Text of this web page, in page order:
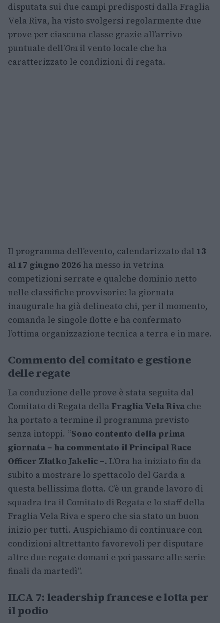
disputata sui due campi predisposti dalla Fraglia
Vela Riva, ha visto svolgersi regolarmente due
prove per ciascuna classe grazie all’arrivo
puntuale dell’Ora il vento locale che ha
caratterizzato le condizioni di regata.
Il programma dell’evento, calendarizzato dal 13
al 17 giugno 2026 ha messo in vetrina
competizioni serrate e qualche dominio netto
nelle classifiche provvisorie: la giornata
inaugurale ha già delineato chi, per il momento,
comanda le singole flotte e ha confermato
l’ottima organizzazione tecnica a terra e in mare.
Commento del comitato e gestione
delle regate
La conduzione delle prove è stata seguita dal
Comitato di Regata della Fraglia Vela Riva che
ha portato a termine il programma previsto
senza intoppi. “Sono contento della prima
giornata – ha commentato il Principal Race
Officer Zlatko Jakelic –. L’Ora ha iniziato fin da
subito a mostrare lo spettacolo del Garda a
questa bellissima flotta. C’è un grande lavoro di
squadra tra il Comitato di Regata e lo staff della
Fraglia Vela Riva e spero che sia stato un buon
inizio per tutti. Auspichiamo di continuare con
condizioni altrettanto favorevoli per disputare
altre due regate domani e poi passare alle serie
finali da martedì”.
ILCA 7: leadership francese e lotta per
il podio